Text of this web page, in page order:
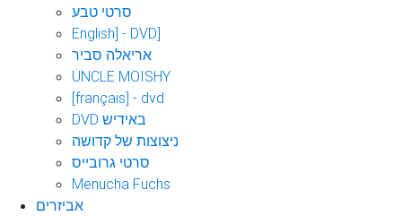
סרטי טבע
English] - DVD]
אריאלה סביר
UNCLE MOISHY
[français] - dvd
DVD באידיש
ניצוצות של קדושה
סרטי גרובייס
Menucha Fuchs
אביזרים